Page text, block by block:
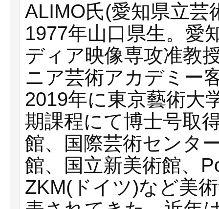
ALIMO氏(愛知県立芸
1977年山口県生。愛
ディア映像専攻准教
ニア芸術アカデミー
2019年に東京藝術大
期課程にて博士号取
館、国際芸術センタ
館、国立新美術館、
ZKM(ドイツ)など美